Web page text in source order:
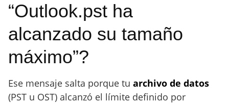
“Outlook.pst ha
alcanzado su tamaño
máximo”?
Ese mensaje salta porque tu archivo de datos
(PST u OST) alcanzó el límite definido por